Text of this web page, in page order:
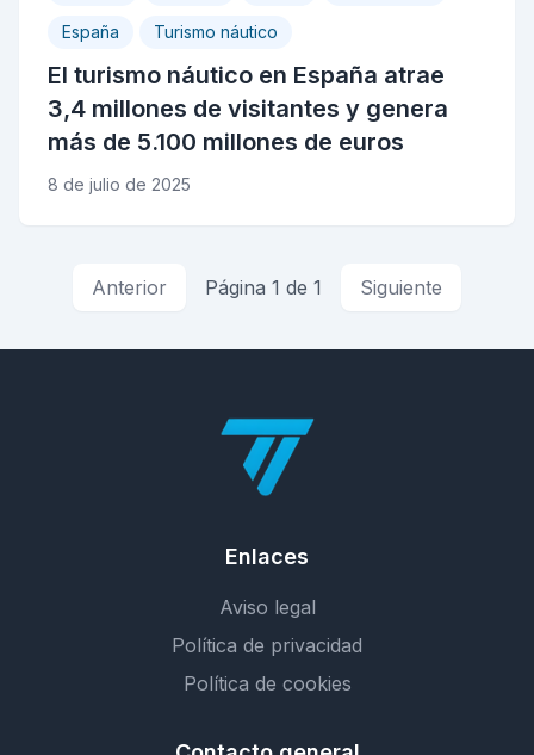
España Turismo náutico
El turismo náutico en España atrae
3,4 millones de visitantes y genera
más de 5.100 millones de euros
8 de julio de 2025
Anterior Página 1 de 1 Siguiente
Enlaces
Aviso legal
Política de privacidad
Política de cookies